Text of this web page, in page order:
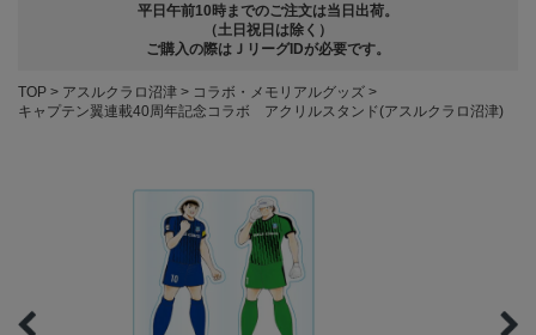
平日午前10時までのご注文は当日出荷。
（土日祝日は除く）
ご購入の際はＪリーグIDが必要です。
TOP アスルクラロ沼津
コラボ・メモリアルグッズ
キャプテン翼連載40周年記念コラボ アクリルスタンド(アスルクラロ沼津)